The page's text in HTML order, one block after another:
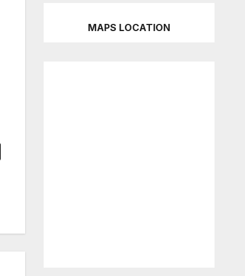
MAPS LOCATION